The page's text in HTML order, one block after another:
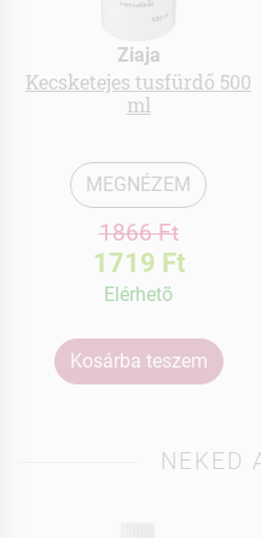
Ziaja
Kecsketejes tusfürdő 500
ml
MEGNÉZEM
1866 Ft
1719 Ft
Elérhetõ
Kosárba teszem
NEKED